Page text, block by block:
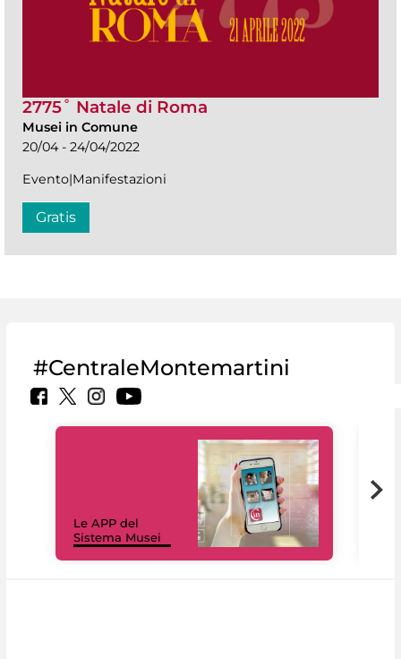
2775˚ Natale di Roma
Musei in Comune
20/04 - 24/04/2022
Evento|Manifestazioni
Gratis
#CentraleMontemartini
Le APP del
Sistema Musei